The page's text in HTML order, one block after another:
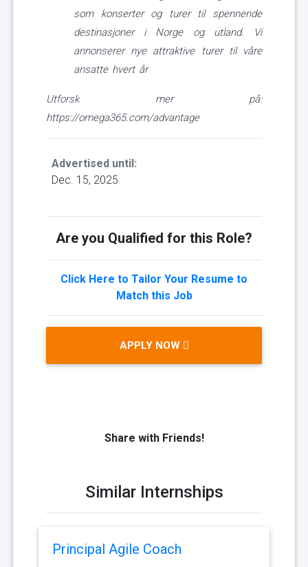
som konserter og turer til spennende
destinasjoner i Norge og utland. Vi
annonserer nye attraktive turer til våre
ansatte hvert år
Utforsk mer på:
https://omega365.com/advantage
Advertised until:
Dec. 15, 2025
Are you Qualified for this Role?
Click Here to Tailor Your Resume to
Match this Job
APPLY NOW
Share with Friends!
Similar Internships
Principal Agile Coach